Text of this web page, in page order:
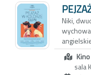
Niki,
ale za
sięsala